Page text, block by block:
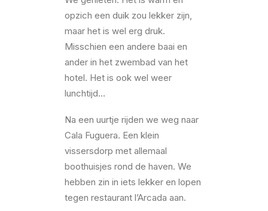
opzich een duik zou lekker zijn,
maar het is wel erg druk.
Misschien een andere baai en
ander in het zwembad van het
hotel. Het is ook wel weer
lunchtijd…
Na een uurtje rijden we weg naar
Cala Fuguera. Een klein
vissersdorp met allemaal
boothuisjes rond de haven. We
hebben zin in iets lekker en lopen
tegen restaurant l’Arcada aan.